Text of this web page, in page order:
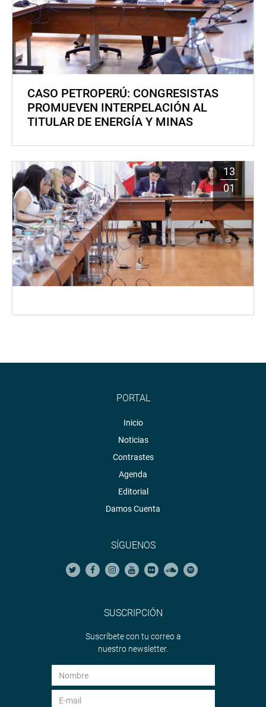
CASO PETROPERÚ: CONGRESISTAS
PROMUEVEN INTERPELACIÓN AL
TITULAR DE ENERGÍA Y MINAS
13
01
PORTAL
Inicio
Noticias
Contrastes
Agenda
Editorial
Damos Cuenta
SÍGUENOS
SUSCRIPCIÓN
Suscríbete con tu correo a
nuestro newsletter.